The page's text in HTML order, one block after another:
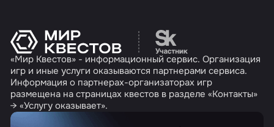
Перейти на сайт
«Мир Квестов» - информационный сервис. Организация
игр и иные услуги оказываются партнерами сервиса.
Информация о партнерах-организаторах игр
размещена на страницах квестов в разделе «Контакты»
→ «Услугу оказывает».